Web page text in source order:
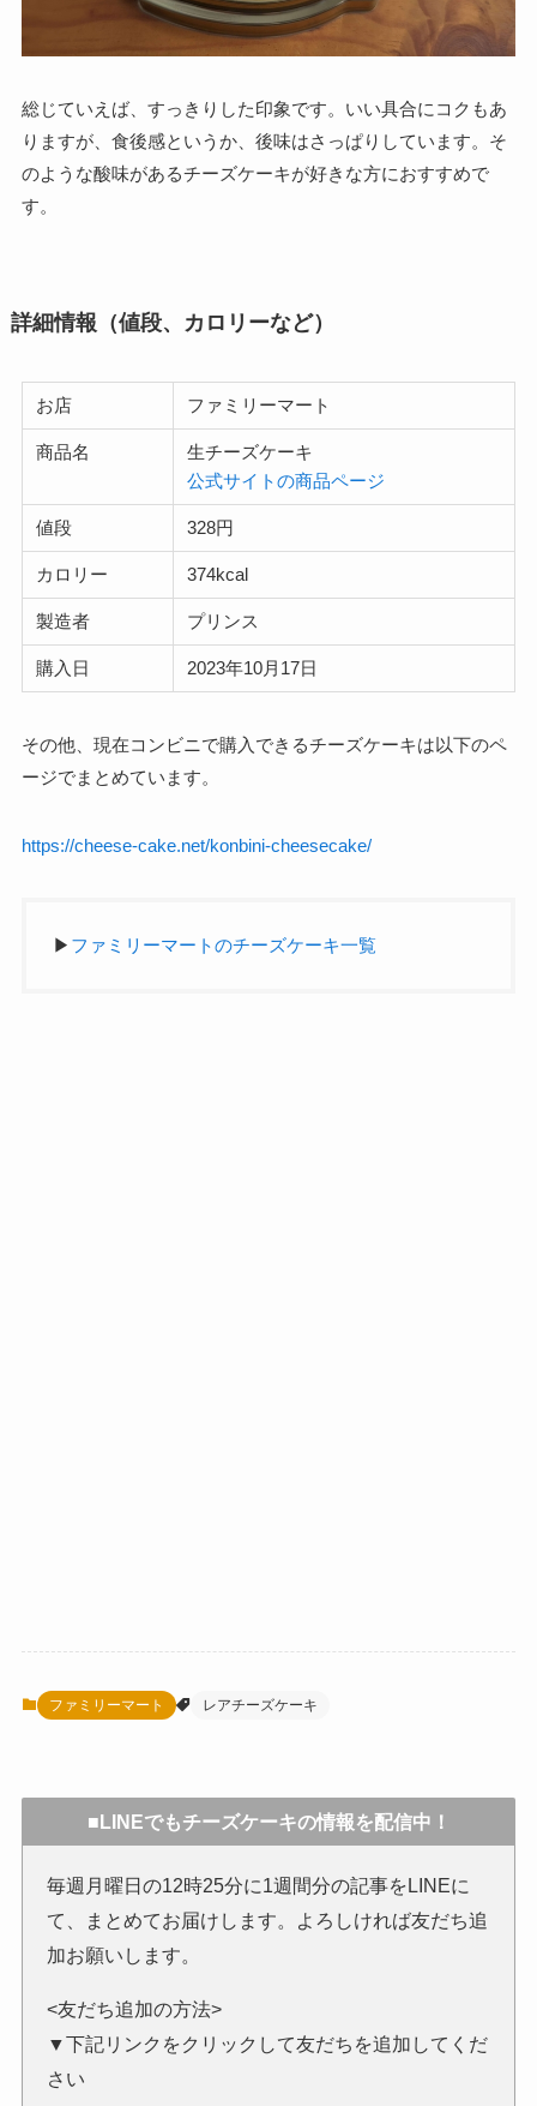
総じていえば、すっきりした印象です。いい具合にコクもあ
りますが、食後感というか、後味はさっぱりしています。そ
のような酸味があるチーズケーキが好きな方におすすめで
す。
詳細情報（値段、カロリーなど）
お店 ファミリーマート
商品名
生チーズケーキ
公式サイトの商品ページ
値段 328円
カロリー 374kcal
製造者 プリンス
購入日 2023年10月17日
その他、現在コンビニで購入できるチーズケーキは以下のペ
ージでまとめています。
https://cheese-cake.net/konbini-cheesecake/
▶ ファミリーマートのチーズケーキ一覧
ファミリーマート レアチーズケーキ
■LINEでもチーズケーキの情報を配信中！
毎週月曜日の12時25分に1週間分の記事をLINEに
て、まとめてお届けします。よろしければ友だち追
加お願いします。
<友だち追加の方法>
▼下記リンクをクリックして友だちを追加してくだ
さい